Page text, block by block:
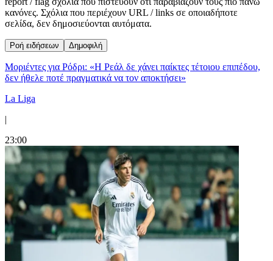
κανόνες. Σχόλια που περιέχουν URL / links σε οποιαδήποτε
σελίδα, δεν δημοσιεύονται αυτόματα.
Ροή ειδήσεων Δημοφιλή
Μοριέντες για Ρόδρι: «Η Ρεάλ δε χάνει παίκτες τέτοιου επιπέδου,
δεν ήθελε ποτέ πραγματικά να τον αποκτήσει»
La Liga
|
23:00